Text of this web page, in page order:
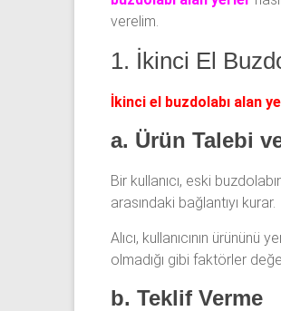
verelim.
1. İkinci El
İkinci el buzdolabı alan
a. Ürün Talebi
Bir kullanıcı, eski
arasındaki bağlantıyı kurar.
Alıcı, kullanıcının
olmadığı gibi faktörler
b. Teklif Verme